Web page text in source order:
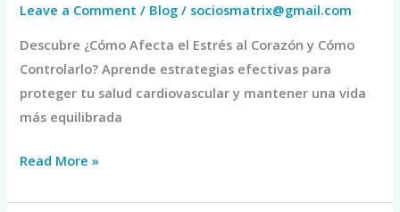
Leave a Comment / Blog / sociosmatrix@gmail.com
Descubre ¿Cómo Afecta el Estrés al Corazón y Cómo
Controlarlo? Aprende estrategias efectivas para
proteger tu salud cardiovascular y mantener una vida
más equilibrada
Read More »